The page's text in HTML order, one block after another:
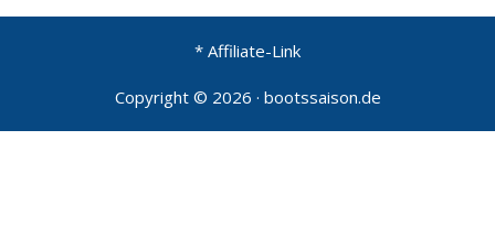
* Affiliate-Link
Copyright © 2026 · bootssaison.de